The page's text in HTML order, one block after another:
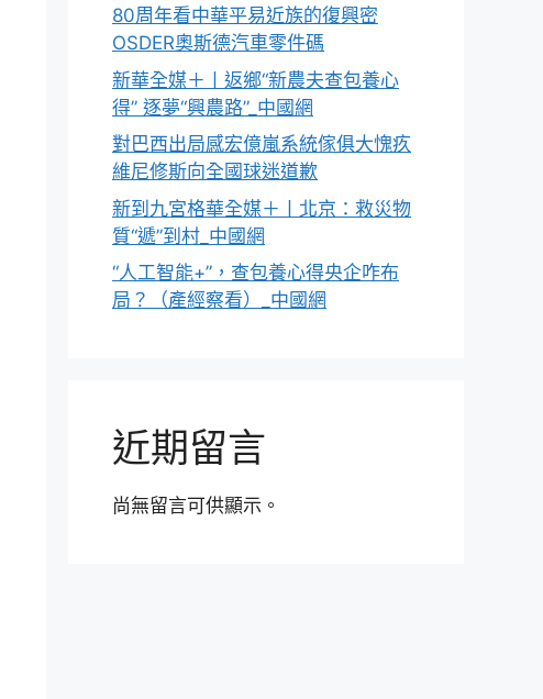
80周年看中華平易近族的復興密
OSDER奧斯德汽車零件碼
新華全媒＋丨返鄉“新農夫查包養心
得” 逐夢“興農路”_中國網
對巴西出局感宏億嵐系統傢俱大愧疚
維尼修斯向全國球迷道歉
新到九宮格華全媒＋丨北京：救災物
質“遞”到村_中國網
“人工智能+”，查包養心得央企咋布
局？（產經察看）_中國網
近期留言
尚無留言可供顯示。